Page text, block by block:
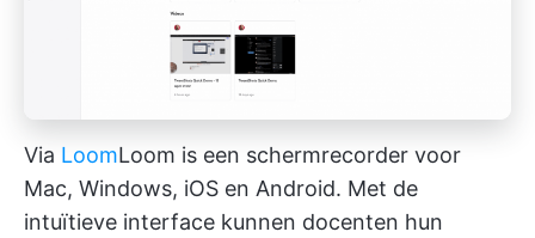
Via LoomLoom is een schermrecorder voor
Mac, Windows, iOS en Android. Met de
intuïtieve interface kunnen docenten hun